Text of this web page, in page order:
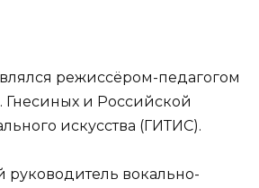
режиссёром-педагогом
Гнесиных и Российской
искусства (ГИТИС).
руководитель вокально-